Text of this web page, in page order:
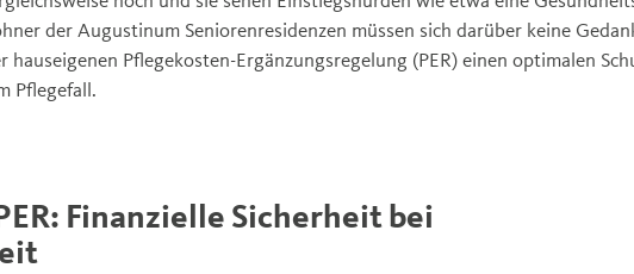
der Augustinum Seniorenresidenzen müssen sich darüber keine
Pflegekosten-Ergänzungsregelung (PER) einen optimalen
Pflegefall.
Finanzielle Sicherheit bei